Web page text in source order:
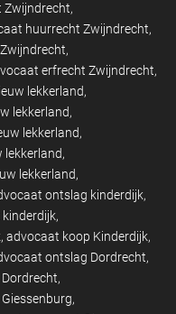
Zwijndrecht
huurrecht Zwijndrecht
erfrecht Zwijndrecht
lekkerland
lekkerland
lekkerland
lekkerland
lekkerland
ontslag kinderdijk
advocaat koop Kinderdijk
ontslag Dordrecht